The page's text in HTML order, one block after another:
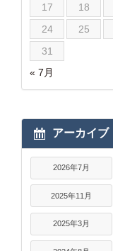
« 7月
17
18
24
25
31
アーカイブ
2026年7月
2025年11月
2025年3月